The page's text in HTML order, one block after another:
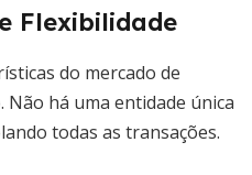
Flexibilidade
do mercado de
Não há uma entidade única
todas as transações.